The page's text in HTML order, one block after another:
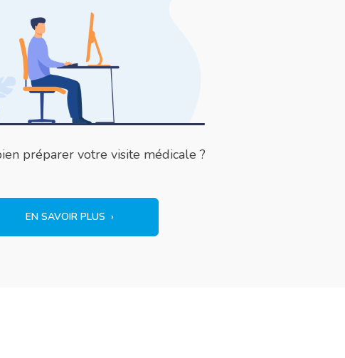
préparer votre visite médicale ?
EN SAVOIR PLUS